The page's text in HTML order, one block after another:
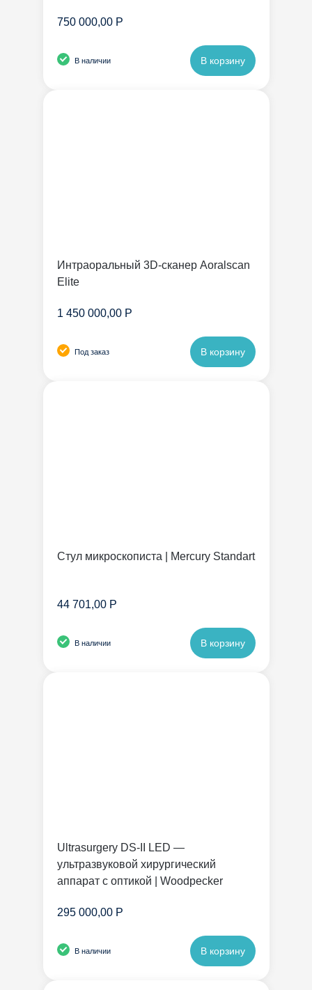
750 000,00 Р
В наличии В корзину
Интраоральный 3D-сканер Aoralscan
Elite
1 450 000,00 Р
Под заказ В корзину
Стул микроскописта | Mercury Standart
44 701,00 Р
В наличии В корзину
Ultrasurgery DS-II LED —
ультразвуковой хирургический
аппарат с оптикой | Woodpecker
295 000,00 Р
В наличии В корзину